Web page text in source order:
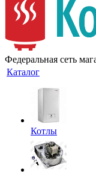
Федеральная сеть
Каталог
Котлы